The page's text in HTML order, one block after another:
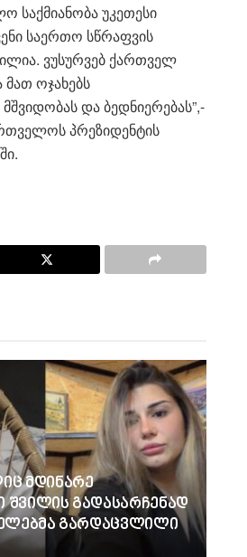
საქმიანობა უკეთესი
საერთო სწრაფვის
ვუსურვებ ქართველ
ოჯახებს
და ბედნიერებას”,-
პრეზიდენტის
მდინარე
შვილის გადასარჩენად
გარდაცვლილი